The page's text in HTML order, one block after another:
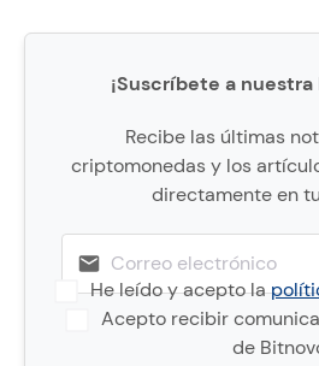
¡Suscríbete a
Recibe las últimas
criptomonedas y los
directamente en
He leído y acepto la
Acepto recibir
de